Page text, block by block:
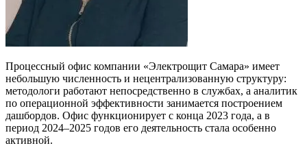
Процессный офис компании «Электрощит Самара» имеет
небольшую численность и нецентрализованную структуру:
методологи работают непосредственно в службах, а аналитик
по операционной эффективности занимается построением
дашбордов. Офис функционирует с конца 2023 года, а в
период 2024–2025 годов его деятельность стала особенно
активной.